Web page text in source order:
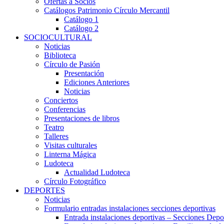
Catálogos Patrimonio Círculo Mercantil
Catálogo 1
Catálogo 2
SOCIOCULTURAL
Noticias
Biblioteca
Círculo de Pasión
Presentación
Ediciones Anteriores
Noticias
Conciertos
Conferencias
Presentaciones de libros
Teatro
Talleres
Visitas culturales
Linterna Mágica
Ludoteca
Actualidad Ludoteca
Círculo Fotográfico
DEPORTES
Noticias
Formulario entradas instalaciones secciones deportivas
Entrada instalaciones deportivas – Secciones